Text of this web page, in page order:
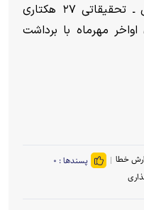
برداشت محصول از مزرعه زراعی ـ تحقیقاتی ۲۷ هکتاری
مهرماه با برداشت
خطا پسندها : ۰